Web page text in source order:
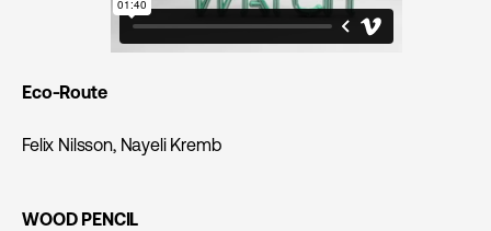
Eco-Route
Felix Nilsson, Nayeli Kremb
WOOD PENCIL